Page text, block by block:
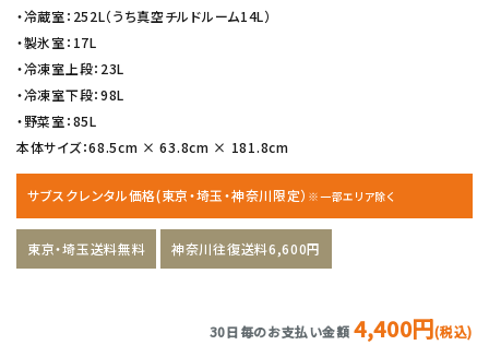
・冷蔵室：252L（うち真空チルドルーム14L）
・製氷室：17L
・冷凍室上段：23L
・冷凍室下段：98L
・野菜室：85L
本体サイズ：68.5cm × 63.8cm × 181.8cm
サブスクレンタル価格(東京・埼玉・神奈川限定） ※一部エリア除く
東京・埼玉送料無料 神奈川往復送料6,600円
30日毎のお支払い金額 4,400円(税込)